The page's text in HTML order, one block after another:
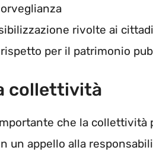
rivolte ai
per il patrimonio
collettività
che la collettività
un appello alla